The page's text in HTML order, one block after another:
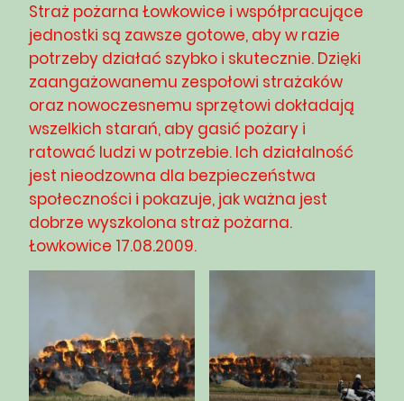
Straż pożarna Łowkowice i współpracujące
jednostki są zawsze gotowe, aby w razie
potrzeby działać szybko i skutecznie. Dzięki
zaangażowanemu zespołowi strażaków
oraz nowoczesnemu sprzętowi dokładają
wszelkich starań, aby gasić pożary i
ratować ludzi w potrzebie. Ich działalność
jest nieodzowna dla bezpieczeństwa
społeczności i pokazuje, jak ważna jest
dobrze wyszkolona straż pożarna.
Łowkowice 17.08.2009.